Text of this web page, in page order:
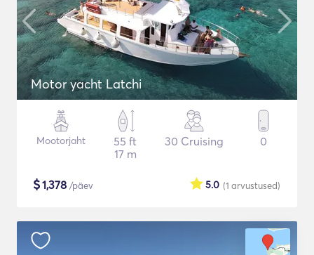
Motor yacht Latchi
Mootorjaht
55 ft
17 m
30 Cruising 0
$1,378 /päev (1 arvustused)
5.0